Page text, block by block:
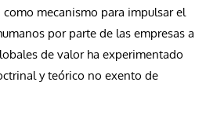
mecanismo para impulsar el
por parte de las empresas a
de valor ha experimentado
y teórico no exento de